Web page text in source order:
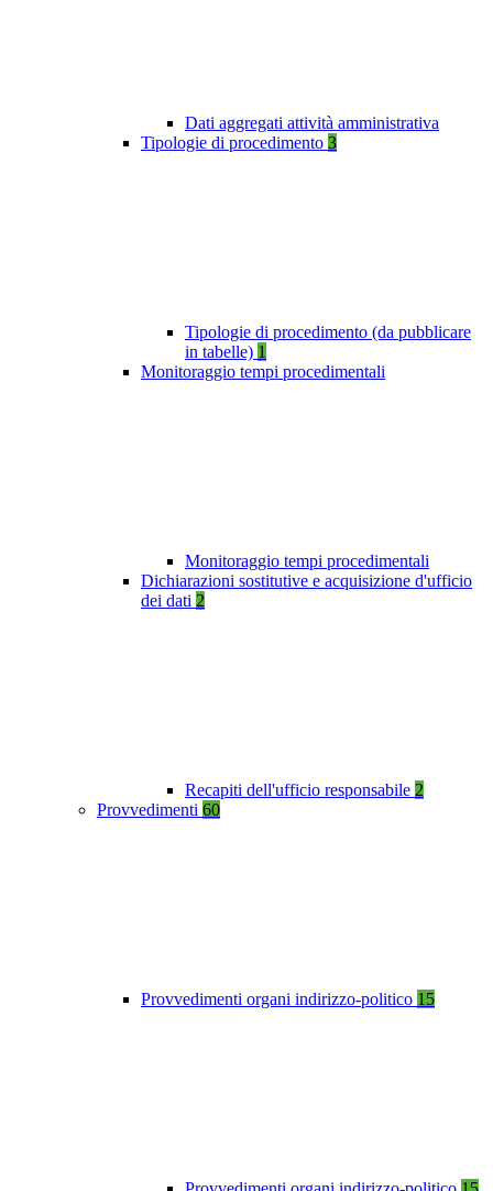
Dati aggregati attività amministrativa
Tipologie di procedimento 3
Tipologie di procedimento (da pubblicare
in tabelle) 1
Monitoraggio tempi procedimentali
Monitoraggio tempi procedimentali
Dichiarazioni sostitutive e acquisizione d'ufficio
dei dati 2
Recapiti dell'ufficio responsabile 2
Provvedimenti 60
Provvedimenti organi indirizzo-politico 15